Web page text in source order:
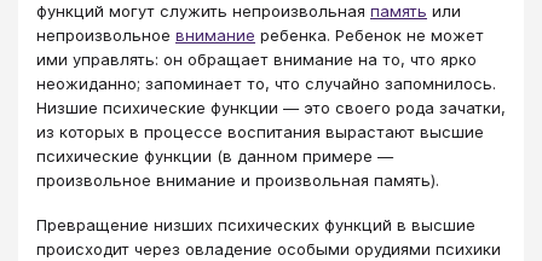
функций могут служить непроизвольная память или
непроизвольное внимание ребенка. Ребенок не может
ими управлять: он обращает внимание на то, что ярко
неожиданно; запоминает то, что случайно запомнилось.
Низшие психические функции — это своего рода зачатки,
из которых в процессе воспитания вырастают высшие
психические функции (в данном примере —
произвольное внимание и произвольная память).
Превращение низших психических функций в высшие
происходит через овладение особыми орудиями психики